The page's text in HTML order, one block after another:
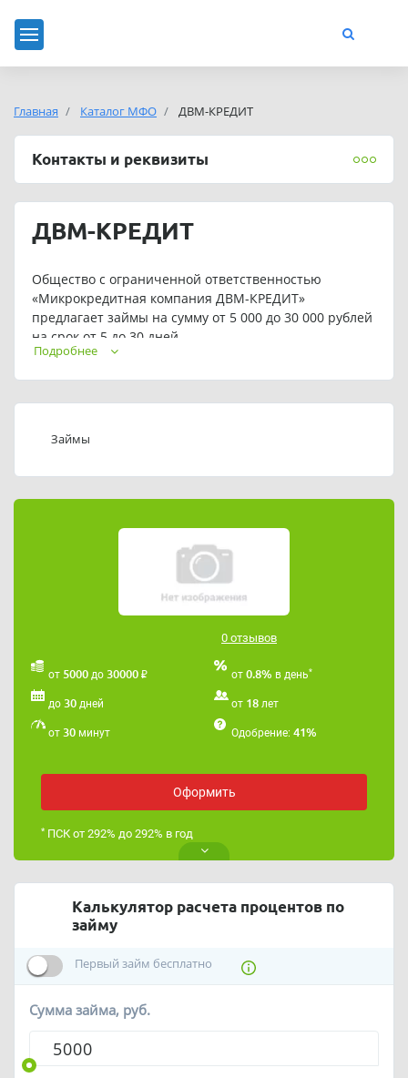
Главная Каталог МФО ДВМ-КРЕДИТ
Контакты и реквизиты
ДВМ-КРЕДИТ
Общество с ограниченной ответственностью
«Микрокредитная компания ДВМ-КРЕДИТ»
предлагает займы на сумму от 5 000 до 30 000 рублей
на срок от 5 до 30 дней.
индивидуальные условия кредитования.
КРЕДИТ»: 89192841176
dvm-credit@mail.ru.
Подробнее
Займы
0 отзывов
от 5000 до 30000 ₽ от 0.8% в день*
до 30 дней от 18 лет
от 30 минут Одобрение: 41%
Оформить
*ПСК от 292% до 292% в год
Калькулятор расчета процентов по
займу
Первый займ бесплатно
Сумма займа, руб.